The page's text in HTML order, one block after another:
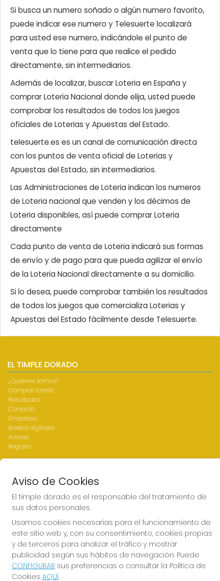
Si busca un numero soñado o algún numero favorito,
puede indicar ese numero y Telesuerte localizará
para usted ese numero, indicándole el punto de
venta que lo tiene para que realice el pedido
directamente, sin intermediarios.
Además de localizar, buscar Loteria en España y
comprar Loteria Nacional donde elija, usted puede
comprobar los resultados de todos los juegos
oficiales de Loterias y Apuestas del Estado.
telesuerte.es es un canal de comunicación directa
con los puntos de venta oficial de Loterias y
Apuestas del Estado, sin intermediarios.
Las Administraciones de Loteria indican los numeros
de Loteria nacional que venden y los décimos de
Loteria disponibles, así puede comprar Loteria
directamente
Cada punto de venta de Loteria indicará sus formas
de envío y de pago para que pueda agilizar el envío
de la Loteria Nacional directamente a su domicilio.
Si lo desea, puede comprobar también los resultados
de todos los juegos que comercializa Loterias y
Apuestas del Estado fácilmente desde Telesuerte.
EL TIMPLE DORADO
¿Quiénes somos?
Comprar lotería
Resultados
Contacto
Empresas
Boletos digitales
Acceso
Registro
CONTACTO
ADMINISTRACION DE LOTERIAS Nº1-LAS PALMAS - Receptor
Oficial 43700
928317168
web@eltimpledorado.com
Calle Mendizábal 1 - Local 11, Las Palmas de Gran Canaria
Aviso de Cookies
El timple dorado es el responsable del tratamiento de
sus datos personales.
Usamos cookies necesarias para el funcionamiento de
este sitio web y, con su consentimiento, cookies propias
y de terceros para analizar el tráfico y mostrar
publicidad según sus hábitos de navegación. Puede
CONFIGURAR sus preferencias o consultar la Política de
Cookies AQUÍ.